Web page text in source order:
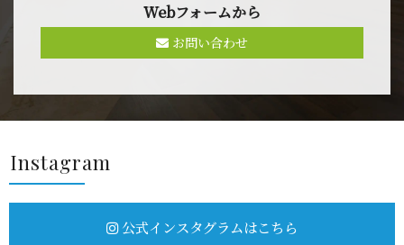
Webフォ ー ム か ら
お問い合わせ
Insta g r a m
公式インスタグラムはこちら